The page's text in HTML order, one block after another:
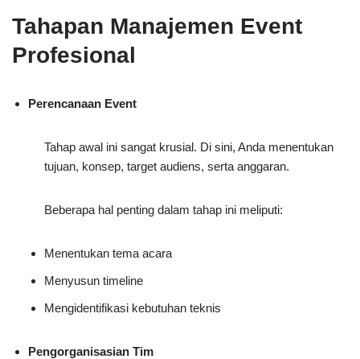
Tahapan Manajemen Event
Profesional
Perencanaan Event
Tahap awal ini sangat krusial. Di sini, Anda menentukan
tujuan, konsep, target audiens, serta anggaran.
Beberapa hal penting dalam tahap ini meliputi:
Menentukan tema acara
Menyusun timeline
Mengidentifikasi kebutuhan teknis
Pengorganisasian Tim